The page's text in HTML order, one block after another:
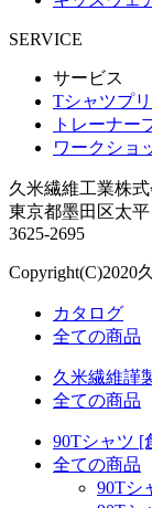
SERVICE
サービス
Tシャツプ
トレーナー
ワークショ
久米繊維工業株
東京都墨田区太平
3625-2695
Copyright(C)2020
カタログ
全ての商品
久米繊維謹
全ての商品
90Tシャツ [
全ての商品
90Tシ